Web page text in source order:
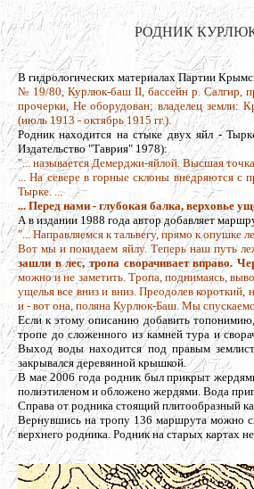
РОДНИК КУРЛЮК-
В гидрологических материалах Партии
№ 19/80, Курлюк-баш II, бассейн р. Салгир,
прочерки, Не оборудован; владелец земли:
(июль 1913 - октябрь 1915 гг.).
Родник находится на стыке двух яйл -
Издательство "Таврия" 1978):
"... называется Демерджи-яйлой. Высшая
... На севере в горные склоны внедряются с
Тырке. ...
... Перед нами - глубокая балка, верховье
А в издании 1988 года автор добавляет
"... Направляемся к тальвегу, прямо к опушке
Вот мы и покидаем яйлу. Теперь наш путь
зашли в лес, тропа сворачивает вправо.
можно и не заметить. Тропа, поднимаясь,
ущелья все вниз и вниз. Преодолев
и - вот она, поляна Курлюк-Баш. Мы
Если к этому описанию добавить
тропе до сложенного из камней тура и
Выход воды находится под правым
закрывался деревянной крышкой.
В мае 2006 года родник был прикрыт
полиэтиленом и обложено жердями. Вода
Справа от родника стоящий плитообразный
Вернувшись на тропу 136 маршрута можно
верхнего родника. Родник на старых картах